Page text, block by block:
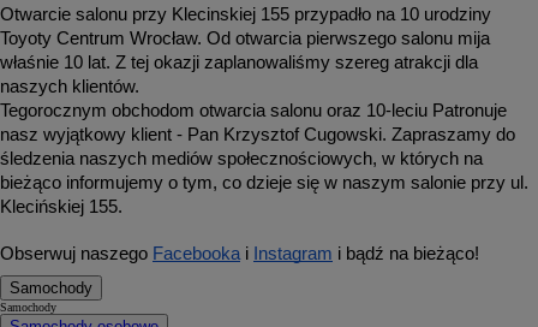
Otwarcie salonu przy Klecinskiej 155 przypadło na 10 urodziny
Toyoty Centrum Wrocław. Od otwarcia pierwszego salonu mija
właśnie 10 lat. Z tej okazji zaplanowaliśmy szereg atrakcji dla
naszych klientów.
Tegorocznym obchodom otwarcia salonu oraz 10-leciu Patronuje
nasz wyjątkowy klient - Pan Krzysztof Cugowski. Zapraszamy do
śledzenia naszych mediów społecznościowych, w których na
bieżąco informujemy o tym, co dzieje się w naszym salonie przy ul.
Klecińskiej 155.
Obserwuj naszego Facebooka i Instagram i bądź na bieżąco!
Samochody
Samochody